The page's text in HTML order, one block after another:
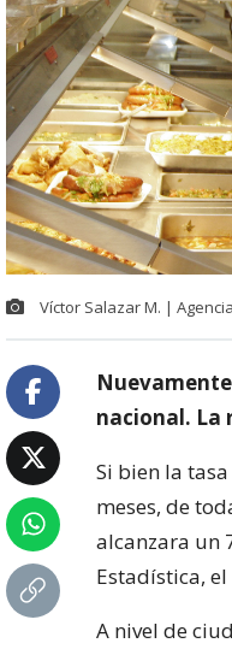
Víctor Salazar M. |
nacional. La
Si bien la
meses, de
alcanzara un
Estadística,
A nivel de